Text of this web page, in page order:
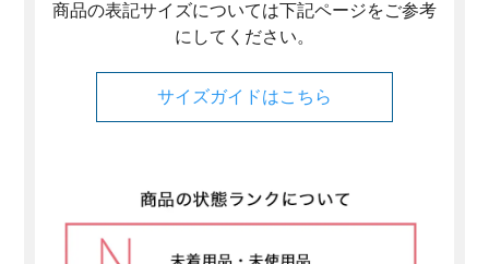
商品の表記サイズについては下記ページをご参考
にしてください。
サイズガイドはこちら